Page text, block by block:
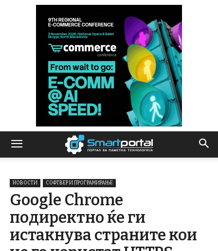
НОВОСТИ СОФТВЕР И ПРОГРАМИРАЊЕ
Google Chrome
подиректно ќе ги
истакнува страните кои